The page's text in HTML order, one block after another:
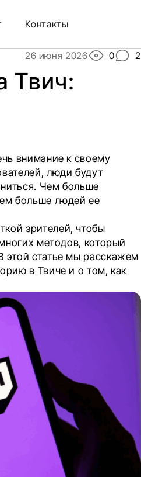
Контакты
26 июня 2026 0 2
Твич:
внимание к своему
люди будут
Чем больше
больше людей ее
зрителей, чтобы
методов, который
этой статье мы расскажем
в Твиче и о том, как